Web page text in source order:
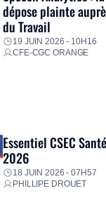
dépose plainte
du Travail
19 JUIN 2026 - 10H16
CFE-CGC ORANGE
Essentiel CSEC
2026
18 JUIN 2026 - 07H57
PHILLIPE DROUET